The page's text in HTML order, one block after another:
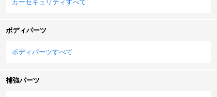
カーセキュリティすべて
ボディパーツ
ボディパーツすべて
補強パーツ